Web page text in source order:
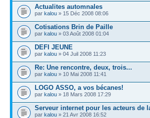
Actualites automnales
par kalou » 15 Déc 2008 08:06
Cotisations Brin de Paille
par kalou » 03 Août 2008 01:04
DEFI JEUNE
par kalou » 04 Juil 2008 11:23
Re: Une rencontre, deux, trois...
par kalou » 10 Mai 2008 11:41
LOGO ASSO, a vos bécanes!
par kalou » 18 Mars 2008 17:29
Serveur internet pour les acteurs de
par kalou » 21 Avr 2008 16:52